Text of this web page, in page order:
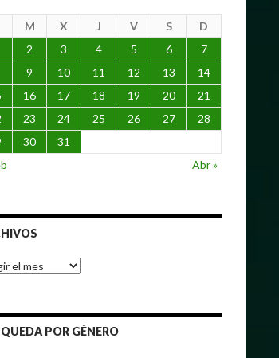
M X J V S
D
2 3 4 5 6
7
9 10 11 12 13
14
16 17 18 19 20
21
23 24 25 26 27
28
30
31
Abr »
POR GÉNERO